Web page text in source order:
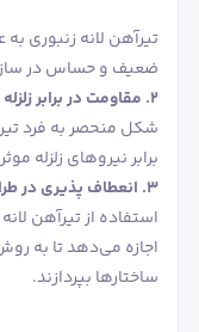
تیرآهن لانه زنبوری
ضعیف و حساس در
2. مقاومت در برابر زلزله
شکل منحصر به فرد
برابر نیروهای زلزله
3. انعطاف پذیری در طراحی
استفاده از تیرآهن
اجازه می‌دهد تا به
ساختارها بپردازند.